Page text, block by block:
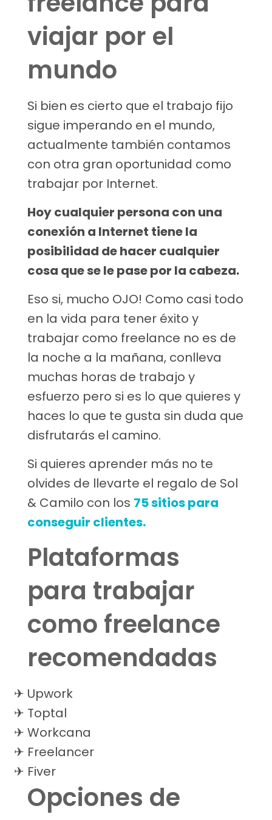
viajar por el
mundo
Si bien es cierto que el trabajo fijo
sigue imperando en el mundo,
actualmente también contamos
con otra gran oportunidad como
trabajar por Internet.
Hoy cualquier persona con una
conexión a Internet tiene la
posibilidad de hacer cualquier
cosa que se le pase por la cabeza.
Eso si, mucho OJO! Como casi todo
en la vida para tener éxito y
trabajar como freelance no es de
la noche a la mañana, conlleva
muchas horas de trabajo y
esfuerzo pero si es lo que quieres y
haces lo que te gusta sin duda que
disfrutarás el camino.
Si quieres aprender más no te
olvides de llevarte el regalo de Sol
& Camilo con los 75 sitios para
conseguir clientes.
Plataformas
para trabajar
como freelance
recomendadas
Upwork
Toptal
Workcana
Freelancer
Fiver
Opciones de